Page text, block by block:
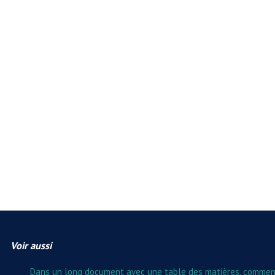
Voir aussi
Dans un long document avec une table des matières,